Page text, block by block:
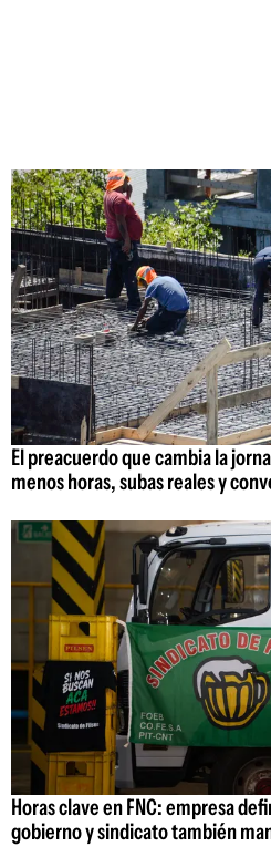
El preacuerdo que cambia la
menos horas, subas reales y
Horas clave en FNC: empresa
gobierno y sindicato también